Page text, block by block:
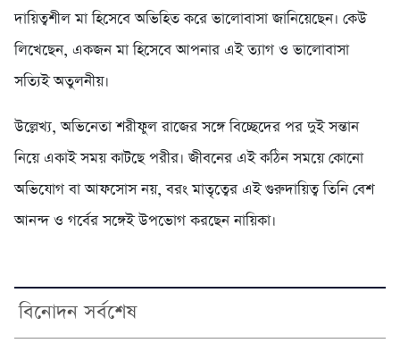
দায়িত্বশীল মা হিসেবে অভিহিত করে ভালোবাসা জানিয়েছেন। কেউ
লিখেছেন, একজন মা হিসেবে আপনার এই ত্যাগ ও ভালোবাসা
সত্যিই অতুলনীয়।
উল্লেখ্য, অভিনেতা শরীফুল রাজের সঙ্গে বিচ্ছেদের পর দুই সন্তান
নিয়ে একাই সময় কাটছে পরীর। জীবনের এই কঠিন সময়ে কোনো
অভিযোগ বা আফসোস নয়, বরং মাতৃত্বের এই গুরুদায়িত্ব তিনি বেশ
আনন্দ ও গর্বের সঙ্গেই উপভোগ করছেন নায়িকা।
বিনোদন সর্বশেষ